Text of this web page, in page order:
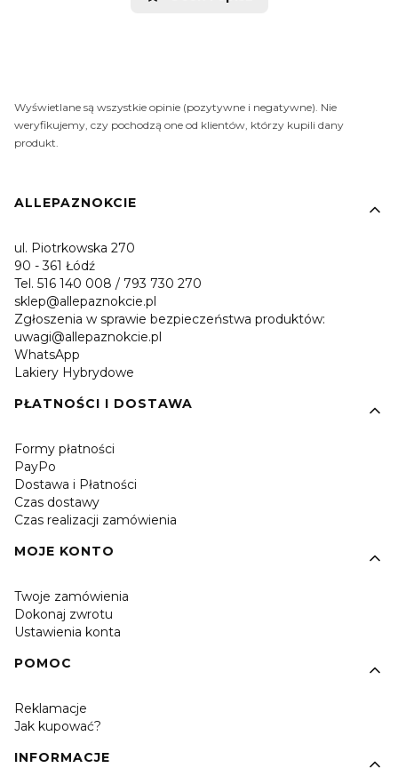
Wyświetlane są wszystkie opinie (pozytywne i negatywne). Nie
weryfikujemy, czy pochodzą one od klientów, którzy kupili dany
produkt.
Linki w stopce
ALLEPAZNOKCIE
ul. Piotrkowska 270
90 - 361 Łódź
Tel. 516 140 008 / 793 730 270
sklep@allepaznokcie.pl
Zgłoszenia w sprawie bezpieczeństwa produktów:
uwagi@allepaznokcie.pl
WhatsApp
Lakiery Hybrydowe
PŁATNOŚCI I DOSTAWA
Formy płatności
PayPo
Dostawa i Płatności
Czas dostawy
Czas realizacji zamówienia
MOJE KONTO
Twoje zamówienia
Dokonaj zwrotu
Ustawienia konta
POMOC
Reklamacje
Jak kupować?
INFORMACJE